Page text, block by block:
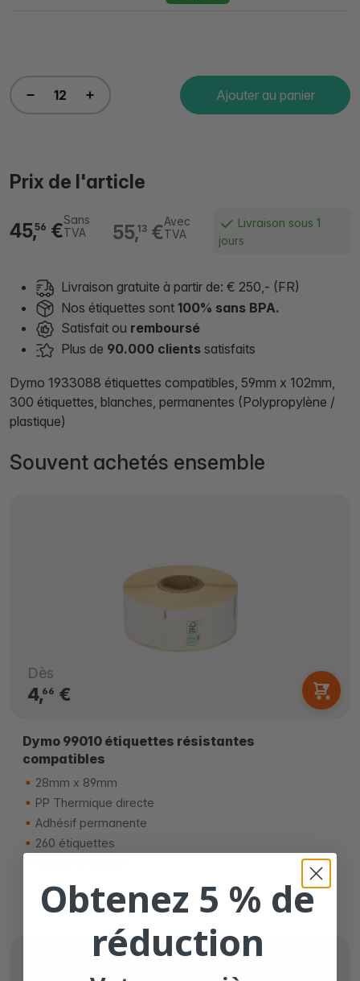
Ajouter au panier
Prix de l'article
55,13 €Avec
TVA
45,56 €Sans
TVA
Livraison sous 1
jours
Livraison gratuite à partir de: € 250,- (FR)
Nos étiquettes sont 100% sans BPA.
Satisfait ou remboursé
Plus de 90.000 clients satisfaits
Dymo 1933088 étiquettes compatibles, 59mm x 102mm,
300 étiquettes, blanches, permanentes (Polypropylène /
plastique)
Souvent achetés ensemble
Dès
4,66 €
Dymo 99010 étiquettes résistantes
compatibles
28mm x 89mm
PP Thermique directe
Adhésif permanente
260 étiquettes
Obtenez 5 % de
réduction